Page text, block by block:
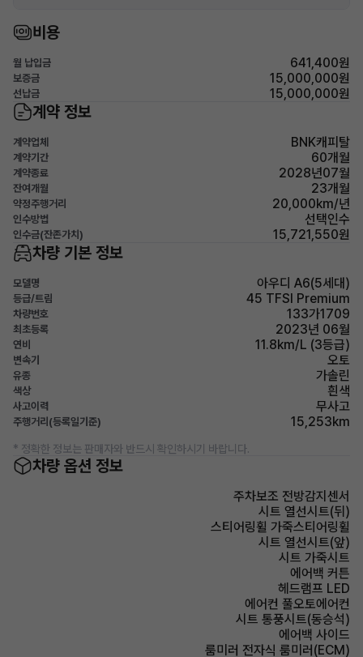
비용
월 납입금 641,400원
보증금 15,000,000원
선납금 15,000,000원
계약 정보
계약업체 BNK캐피탈
계약기간 60개월
계약종료 2028년07월
잔여개월 23개월
약정주행거리 20,000km/년
인수방법 선택인수
인수금(잔존가치) 15,721,550원
차량 기본 정보
모델명 아우디 A6(5세대)
등급/트림 45 TFSI Premium
차량번호 133가1709
최초등록 2023년 06월
연비 11.8km/L (3등급)
변속기 오토
유종 가솔린
색상 흰색
사고이력 무사고
주행거리(등록일기준) 15,253km
* 정확한 정보는 판매자와 반드시 확인하시기 바랍니다.
차량 옵션 정보
주차보조 전방감지센서
시트 열선시트(뒤)
스티어링휠 가죽스티어링휠
시트 열선시트(앞)
시트 가죽시트
에어백 커튼
헤드램프 LED
에어컨 풀오토에어컨
시트 통풍시트(동승석)
에어백 사이드
룸미러 전자식 룸미러(ECM)